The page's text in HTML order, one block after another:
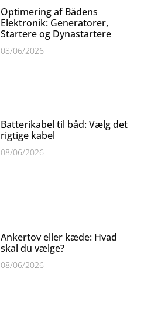
Optimering af Bådens
Elektronik: Generatorer,
Startere og Dynastartere
08/06/2026
Batterikabel til båd: Vælg det
rigtige kabel
08/06/2026
Ankertov eller kæde: Hvad
skal du vælge?
08/06/2026